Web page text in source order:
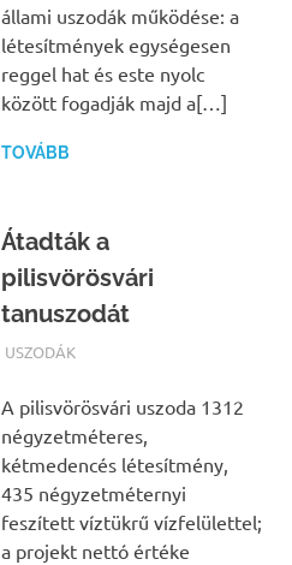
állami uszodák működése: a
létesítmények egységesen
reggel hat és este nyolc
között fogadják majd a[…]
TOVÁBB
Átadták a
pilisvörösvári
tanuszodát
TERMALFURDOK.COM
USZODÁK
A pilisvörösvári uszoda 1312
négyzetméteres,
kétmedencés létesítmény,
435 négyzetméternyi
feszített víztükrű vízfelülettel;
a projekt nettó értéke